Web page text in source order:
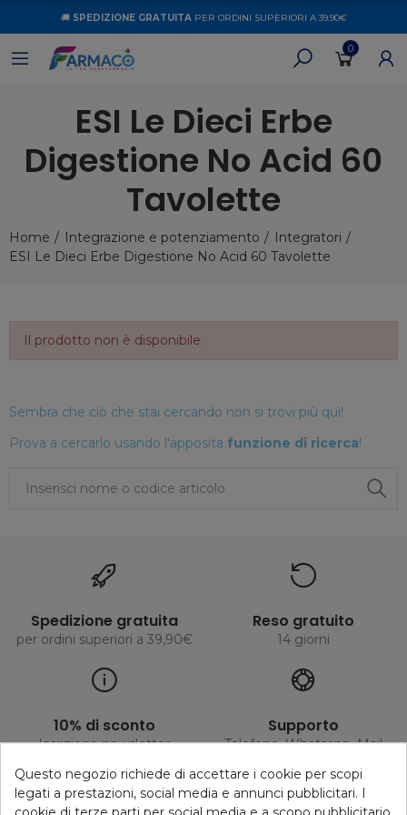
🚚 SPEDIZIONE GRATUITAPER ORDINI SUPERIORI A 39.90€
0
ESI Le Dieci Erbe
Digestione No Acid 60
Tavolette
Home Integrazione e potenziamento
Integratori
ESI Le Dieci Erbe Digestione No Acid 60 Tavolette
Il prodotto non è disponibile.
Sembra che ciò che stai cercando non si trovi più quì!
Prova a cercarlo usando l'apposita funzione di ricerca!
Spedizione gratuita
per ordini superiori a 39,90€
Reso gratuito
14 giorni
10% di sconto
Iscrizione newsletter
Supporto
Telefono, Whatsapp, Mail
Questo negozio richiede di accettare i cookie per scopi
legati a prestazioni, social media e annunci pubblicitari. I